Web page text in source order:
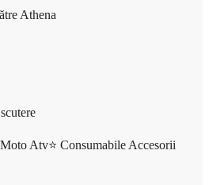
Athena
Atv⭐️ Consumabile Accesorii